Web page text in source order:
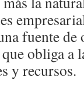
fuente
obliga a
y recursos.